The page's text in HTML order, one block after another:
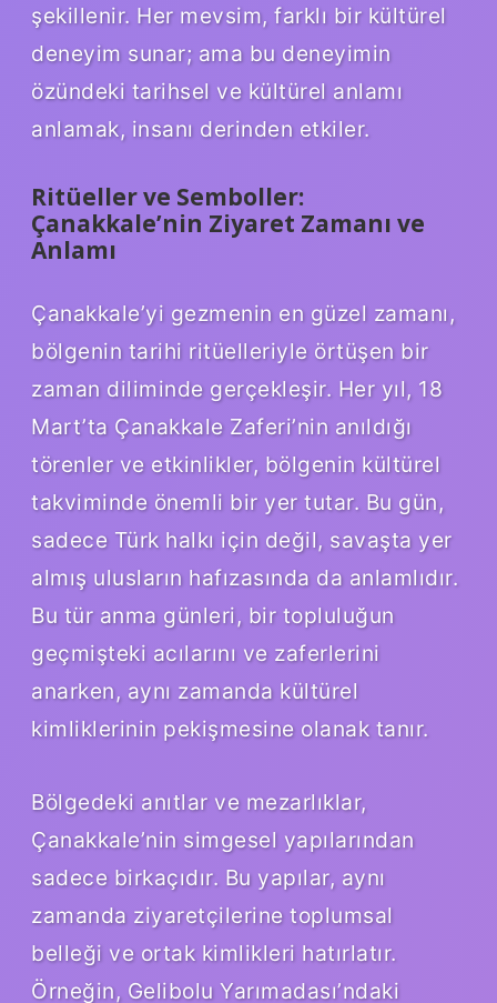
şekillenir. Her mevsim, farklı bir kültürel
deneyim sunar; ama bu deneyimin
özündeki tarihsel ve kültürel anlamı
anlamak, insanı derinden etkiler.
Ritüeller ve Semboller:
Çanakkale’nin Ziyaret Zamanı ve
Anlamı
Çanakkale’yi gezmenin en güzel zamanı,
bölgenin tarihi ritüelleriyle örtüşen bir
zaman diliminde gerçekleşir. Her yıl, 18
Mart’ta Çanakkale Zaferi’nin anıldığı
törenler ve etkinlikler, bölgenin kültürel
takviminde önemli bir yer tutar. Bu gün,
sadece Türk halkı için değil, savaşta yer
almış ulusların hafızasında da anlamlıdır.
Bu tür anma günleri, bir topluluğun
geçmişteki acılarını ve zaferlerini
anarken, aynı zamanda kültürel
kimliklerinin pekişmesine olanak tanır.
Bölgedeki anıtlar ve mezarlıklar,
Çanakkale’nin simgesel yapılarından
sadece birkaçıdır. Bu yapılar, aynı
zamanda ziyaretçilerine toplumsal
belleği ve ortak kimlikleri hatırlatır.
Örneğin, Gelibolu Yarımadası’ndaki